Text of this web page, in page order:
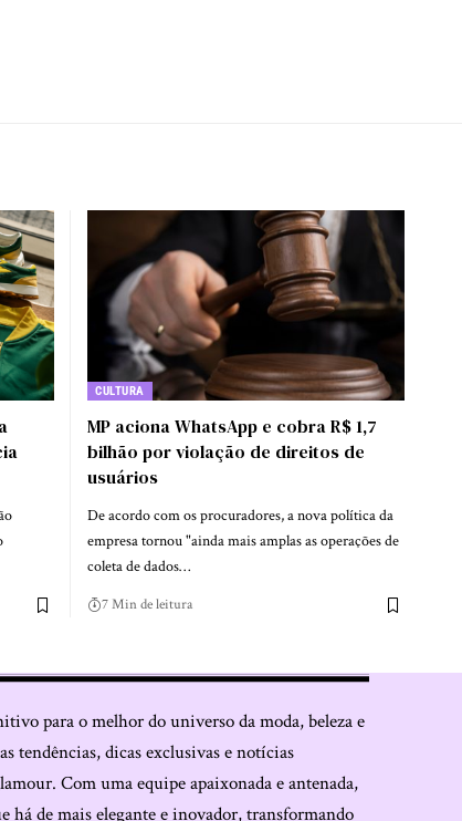
CULTURA
MP aciona WhatsApp e cobra R$ 1,7
bilhão por violação de direitos de
usuários
De acordo com os procuradores, a nova política da
empresa tornou "ainda mais amplas as operações de
coleta de dados…
7 Min de leitura
para o melhor do universo da moda, beleza e
tendências, dicas exclusivas e notícias
Com uma equipe apaixonada e antenada,
há de mais elegante e inovador, transformando